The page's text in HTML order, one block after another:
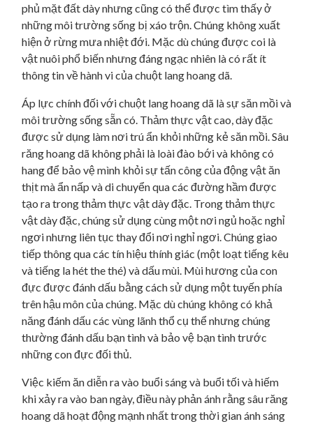
phủ mặt đất dày nhưng cũng có thể được tìm thấy ở
những môi trường sống bị xáo trộn. Chúng không xuất
hiện ở rừng mưa nhiệt đới. Mặc dù chúng được coi là
vật nuôi phổ biến nhưng đáng ngạc nhiên là có rất ít
thông tin về hành vi của chuột lang hoang dã.
Áp lực chính đối với chuột lang hoang dã là sự săn mồi và
môi trường sống sẵn có. Thảm thực vật cao, dày đặc
được sử dụng làm nơi trú ẩn khỏi những kẻ săn mồi. Sâu
răng hoang dã không phải là loài đào bới và không có
hang để bảo vệ mình khỏi sự tấn công của động vật ăn
thịt mà ẩn nấp và di chuyển qua các đường hầm được
tạo ra trong thảm thực vật dày đặc. Trong thảm thực
vật dày đặc, chúng sử dụng cùng một nơi ngủ hoặc nghỉ
ngơi nhưng liên tục thay đổi nơi nghỉ ngơi. Chúng giao
tiếp thông qua các tín hiệu thính giác (một loạt tiếng kêu
và tiếng la hét the thé) và dấu mùi. Mùi hương của con
đực được đánh dấu bằng cách sử dụng một tuyến phía
trên hậu môn của chúng. Mặc dù chúng không có khả
năng đánh dấu các vùng lãnh thổ cụ thể nhưng chúng
thường đánh dấu bạn tình và bảo vệ bạn tình trước
những con đực đối thủ.
Việc kiếm ăn diễn ra vào buổi sáng và buổi tối và hiếm
khi xảy ra vào ban ngày, điều này phản ánh rằng sâu răng
hoang dã hoạt động mạnh nhất trong thời gian ánh sáng